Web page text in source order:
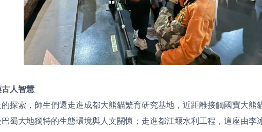
人智慧
探索，師生們還走進成都大熊貓繁育研究基地，近距離接觸國寶大熊
蜀大地獨特的生態環境與人文關懷；走進都江堰水利工程，這座由李